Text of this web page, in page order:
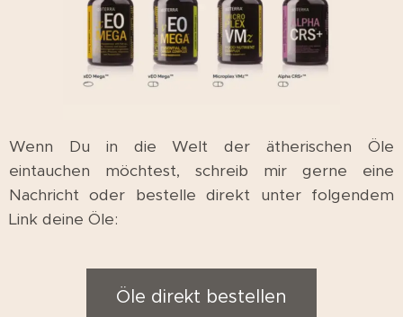
Wenn Du in die Welt der ätherischen Öle
eintauchen möchtest, schreib mir gerne eine
Nachricht oder bestelle direkt unter folgendem
Link deine Öle:
Öle direkt bestellen